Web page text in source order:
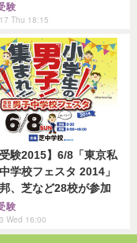
験
Thu 18:15
受験2015】6/8「東京私
学校フェスタ 2014」
、芝など28校が参加
験
Wed 16:00